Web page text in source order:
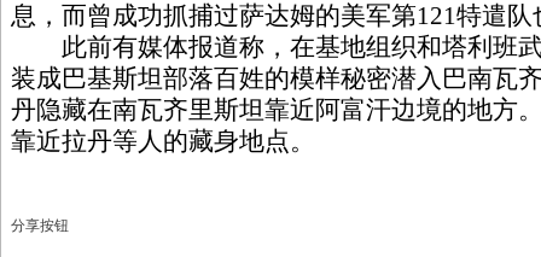
息，而曾成功抓捕过萨达姆的美军第121特遣
此前有媒体报道称，在基地组织和塔利班
装成巴基斯坦部落百姓的模样秘密潜入巴南瓦
丹隐藏在南瓦齐里斯坦靠近阿富汗边境的地方
靠近拉丹等人的藏身地点。
分享按钮